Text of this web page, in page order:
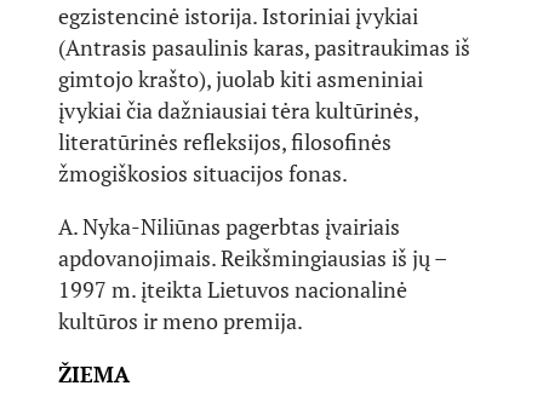
egzistencinė istorija. Istoriniai įvykiai
(Antrasis pasaulinis karas, pasitraukimas iš
gimtojo krašto), juolab kiti asmeniniai
įvykiai čia dažniausiai tėra kultūrinės,
literatūrinės refleksijos, filosofinės
žmogiškosios situacijos fonas.
A. Nyka-Niliūnas pagerbtas įvairiais
apdovanojimais. Reikšmingiausias iš jų –
1997 m. įteikta Lietuvos nacionalinė
kultūros ir meno premija.
ŽIEMA